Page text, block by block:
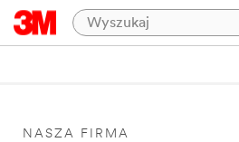
NASZA FIRMA